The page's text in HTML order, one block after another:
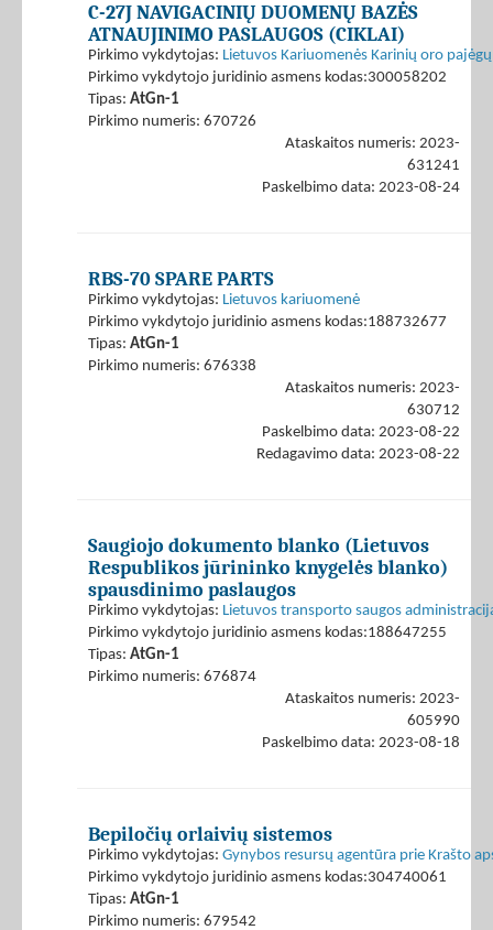
C-27J NAVIGACINIŲ DUOMENŲ BAZĖS
ATNAUJINIMO PASLAUGOS (CIKLAI)
Pirkimo vykdytojas: Lietuvos Kariuomenės Karinių oro
Pirkimo vykdytojo juridinio asmens kodas:300058202
Tipas: AtGn-1
Pirkimo numeris: 670726
Ataskaitos numeris: 2023-
631241
Paskelbimo data: 2023-08-24
RBS-70 SPARE PARTS
Pirkimo vykdytojas: Lietuvos kariuomenė
Pirkimo vykdytojo juridinio asmens kodas:188732677
Tipas: AtGn-1
Pirkimo numeris: 676338
Ataskaitos numeris: 2023-
630712
Paskelbimo data: 2023-08-22
Redagavimo data: 2023-08-22
Saugiojo dokumento blanko (Lietuvos
Respublikos jūrininko knygelės blanko)
spausdinimo paslaugos
Pirkimo vykdytojas: Lietuvos transporto saugos
Pirkimo vykdytojo juridinio asmens kodas:188647255
Tipas: AtGn-1
Pirkimo numeris: 676874
Ataskaitos numeris: 2023-
605990
Paskelbimo data: 2023-08-18
Bepiločių orlaivių sistemos
Pirkimo vykdytojas: Gynybos resursų agentūra prie Krašto
Pirkimo vykdytojo juridinio asmens kodas:304740061
Tipas: AtGn-1
Pirkimo numeris: 679542